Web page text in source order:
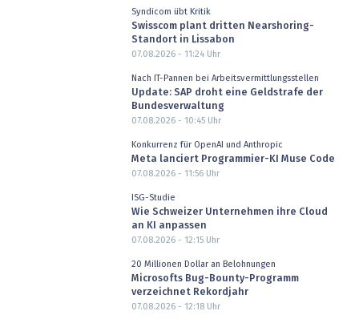
Syndicom übt Kritik
Swisscom plant dritten Nearshoring-
Standort in Lissabon
07.08.2026 - 11:24Uhr
Nach IT-Pannen bei Arbeitsvermittlungsstellen
Update: SAP droht eine Geldstrafe der
Bundesverwaltung
07.08.2026 - 10:45Uhr
Konkurrenz für OpenAI und Anthropic
Meta lanciert Programmier-KI Muse Code
07.08.2026 - 11:56Uhr
ISG-Studie
Wie Schweizer Unternehmen ihre Cloud
an KI anpassen
07.08.2026 - 12:15Uhr
20 Millionen Dollar an Belohnungen
Microsofts Bug-Bounty-Programm
verzeichnet Rekordjahr
07.08.2026 - 12:18Uhr